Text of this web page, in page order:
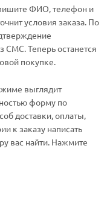
ФИО, телефон и
условия заказа. По
СМС. Теперь останется
покупке.
выглядит
форму по
доставки, оплаты,
к заказу написать
вас найти. Нажмите